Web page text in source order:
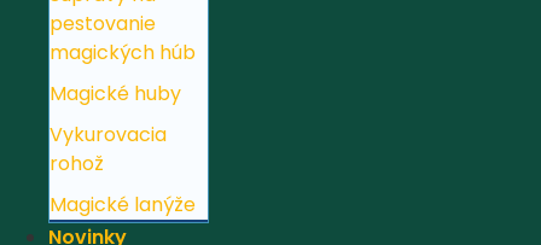
pestovanie
magických húb
Magické huby
Vykurovacia
rohož
Magické lanýže
Novinky